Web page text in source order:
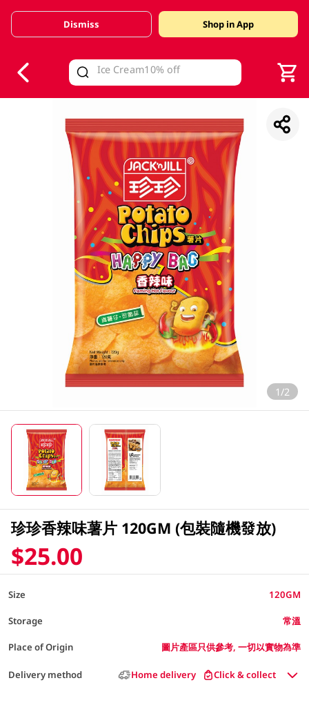
Valid Until 30 June 2026
Dismiss Shop in App
1/2
珍珍香辣味薯片 120GM (包裝隨機發放)
$25.00
Size 120GM
Storage 常溫
Place of Origin 圖片產區只供參考, 一切以實物為準
Delivery method Home delivery Click & collect